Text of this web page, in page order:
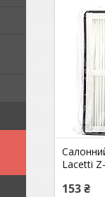
Lacetti
153 ₴